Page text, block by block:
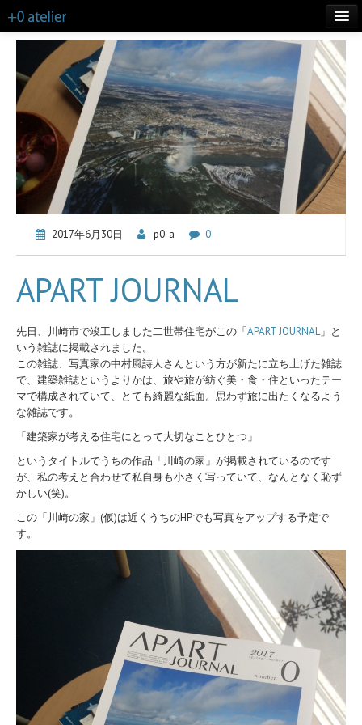
LIFE
WORKS
ABOUT
CONTACT
BLOG
2017年6月30日 p0-a 0
APART JOURNAL
先日、川崎市で竣工しました二世帯住宅がこの「APART JOURNAL」と
いう雑誌に掲載されました。
この雑誌、写真家の中村風詩人さんという方が新たに立ち上げた雑誌
で、建築雑誌というよりかは、旅や旅が紡ぐ美・食・住といったテー
マで構成されていて、とても綺麗な紙面。思わず旅に出たくなるよう
な雑誌です。
「建築家が考える住宅にとって大切なことひとつ」
というタイトルでうちの作品「川崎の家」が掲載されているのです
が、私の考えと合わせて私自身も小さく写っていて、なんとなく恥ず
かしい(笑)。
この「川崎の家」(仮)は近くうちのHPでも写真をアップする予定で
す。